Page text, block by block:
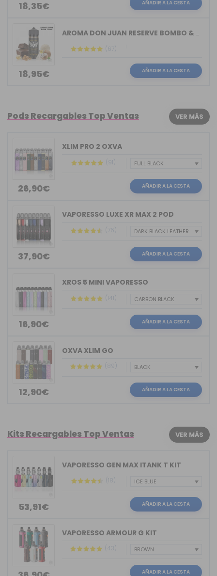
18,35€ AÑADIR A LA CESTA
18,95€
AROMA DON JUAN RESERVE BOMBO & KINGS ...
(67)
AÑADIR A LA CESTA
Pods Recargables Top Ventas VER MÁS
26,90€
XLIM PRO 2 OXVA
(91)
AÑADIR A LA CESTA
37,90€
VAPORESSO LUXE XR MAX 2 POD
(76)
AÑADIR A LA CESTA
16,90€
XROS 5 MINI VAPORESSO
(141)
AÑADIR A LA CESTA
12,90€
OXVA XLIM GO
(89)
AÑADIR A LA CESTA
Kits Recargables Top Ventas VER MÁS
53,91€
VAPORESSO GEN MAX ITANK T KIT
(18)
AÑADIR A LA CESTA
VAPORESSO ARMOUR G KIT
(43)
AÑADIR A LA CESTA